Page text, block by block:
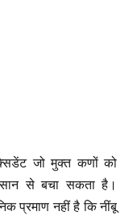
जो मुक्त कणों को
से बचा सकता है।
प्रमाण नहीं है कि नींबू